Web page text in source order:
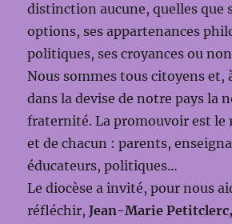
distinction aucune, quelles que
options, ses appartenances
politiques, ses croyances ou
Nous sommes tous citoyens et,
dans la devise de notre pays la
fraternité. La promouvoir est le
et de chacun : parents,
éducateurs, politiques…
Le diocèse a invité, pour nous
réfléchir,Jean-Marie Petitclerc,